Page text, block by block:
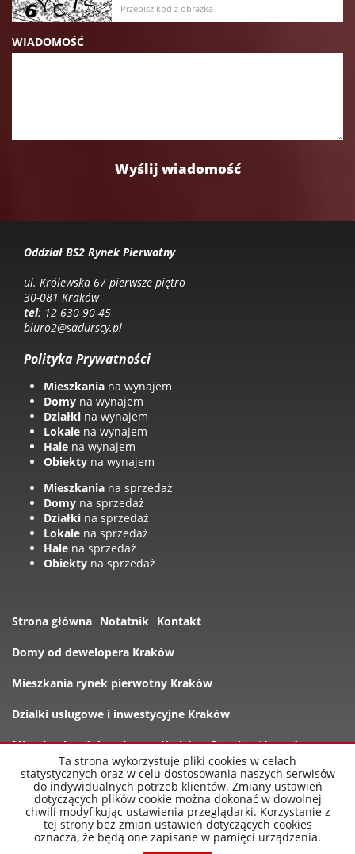
WIADOMOŚĆ
Oddział BS2 Rynek Pierwotny
ul. Królewska 67 pierwsze piętro
30-081 Kraków
tel: 12 630-90-45
biuro2@sadurscy.pl
Polityka Prywatności
Mieszkania na wynajem
Domy na wynajem
Działki na wynajem
Lokale na wynajem
Hale na wynajem
Obiekty na wynajem
Mieszkania na sprzedaż
Domy na sprzedaż
Działki na sprzedaż
Lokale na sprzedaż
Hale na sprzedaż
Obiekty na sprzedaż
Strona główna Notatnik Kontakt
Domy od dewelopera Kraków
Mieszkania rynek pierwotny Kraków
Dzialki uslugowe i inwestycyjne Kraków
Mieszkania od dewelopera Kraków Rynek wtórny domy
Oferty
nowe-mieszkania-krakow.pl 2026 Program dla biur
Ta strona wykorzystuje pliki cookies w celach
statystycznych oraz w celu dostosowania naszych serwisów
do indywidualnych potrzeb klientów. Zmiany ustawień
dotyczących plików cookie można dokonać w dowolnej
chwili modyfikując ustawienia przeglądarki. Korzystanie z
tej strony bez zmian ustawień dotyczących cookies
oznacza, że będą one zapisane w pamięci urządzenia.